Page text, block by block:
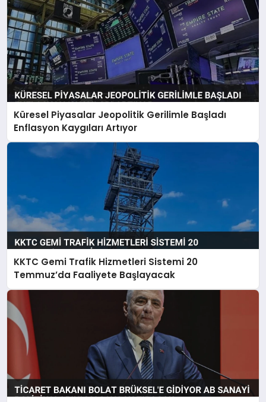
Küresel Piyasalar Jeopolitik Gerilimle Başladı
Enflasyon Kaygıları Artıyor
KKTC Gemi Trafik Hizmetleri Sistemi 20
Temmuz’da Faaliyete Başlayacak